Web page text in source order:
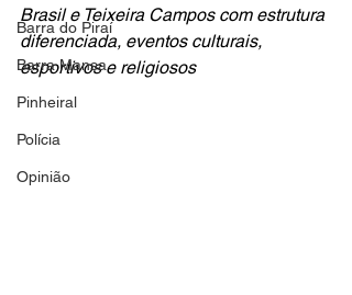
Barra do Piraí
Barra Mansa
Pinheiral
Polícia
Opinião
Brasil e Teixeira Campos com estrutura
diferenciada, eventos culturais,
esportivos e religiosos